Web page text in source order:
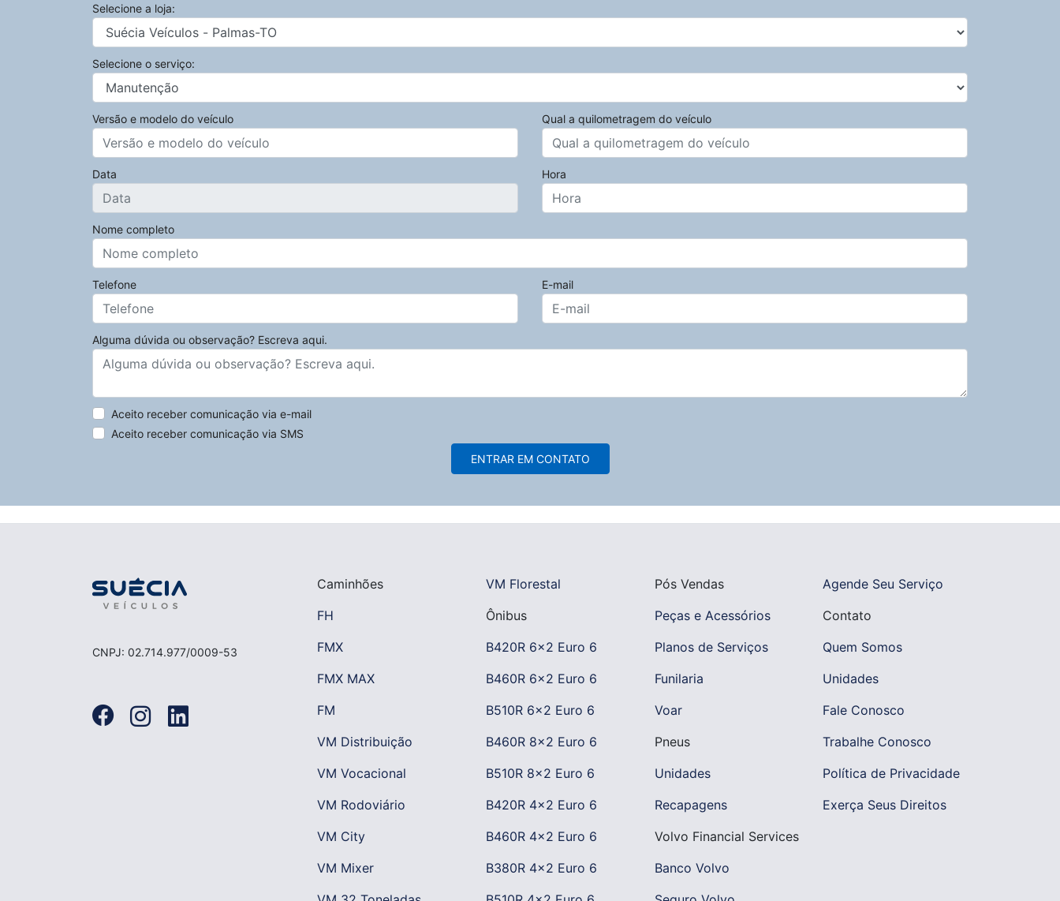
Selecione a loja:
Selecione o serviço:
Versão e modelo do veículo Qual a quilometragem do veículo
Data Hora
Nome completo
Telefone E-mail
Alguma dúvida ou observação? Escreva aqui.
Aceito receber comunicação via e-mail
Aceito receber comunicação via SMS
ENTRAR EM CONTATO
CNPJ: 02.714.977/0009-53
Caminhões
FH
FMX
FMX MAX
FM
VM Distribuição
VM Vocacional
VM Rodoviário
VM City
VM Mixer
VM Florestal
Ônibus
B420R 6x2 Euro 6
B460R 6x2 Euro 6
B510R 6x2 Euro 6
B460R 8x2 Euro 6
B510R 8x2 Euro 6
B420R 4x2 Euro 6
B460R 4x2 Euro 6
B380R 4x2 Euro 6
Pós Vendas
Peças e Acessórios
Planos de Serviços
Funilaria
Voar
Pneus
Unidades
Recapagens
Volvo Financial Services
Banco Volvo
Agende Seu Serviço
Contato
Quem Somos
Unidades
Fale Conosco
Trabalhe Conosco
Política de Privacidade
Exerça Seus Direitos